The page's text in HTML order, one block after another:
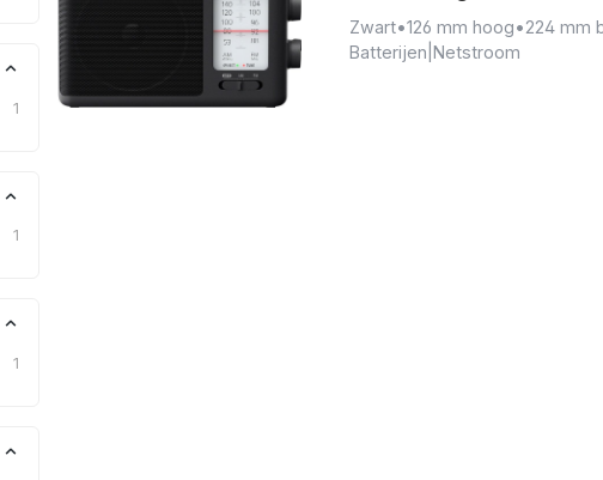
1
1
1
Zwart•126 mm hoog•224 mm
Batterijen|Netstroom